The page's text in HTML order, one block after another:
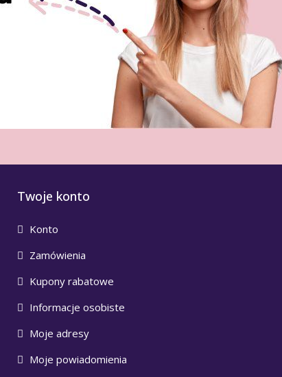
Twoje konto
Konto
Zamówienia
Kupony rabatowe
Informacje osobiste
Moje adresy
Moje powiadomienia